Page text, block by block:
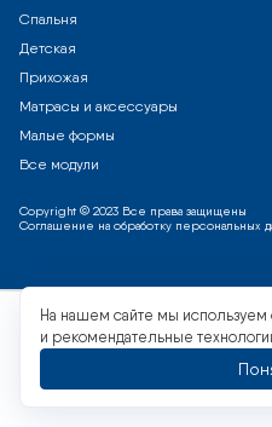
Спальня
Детская
Прихожая
Матрасы и аксессуары
Малые формы
Все модули
Copyright © 2023 Все права защищены
Соглашение на обработку персональных
На нашем сайте мы
и рекомендательные